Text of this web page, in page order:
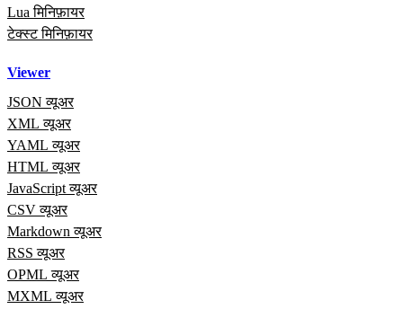
Lua मिनिफ़ायर
टेक्स्ट मिनिफ़ायर
Viewer
JSON व्यूअर
XML व्यूअर
YAML व्यूअर
HTML व्यूअर
JavaScript व्यूअर
CSV व्यूअर
Markdown व्यूअर
RSS व्यूअर
OPML व्यूअर
MXML व्यूअर